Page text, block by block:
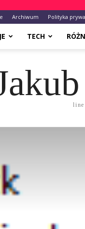
Archiwum Polityka
TECH